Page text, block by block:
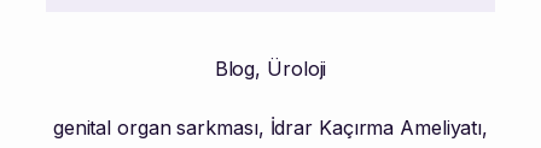
Blog, Üroloji
genital organ sarkması, İdrar Kaçırma Ameliyatı,